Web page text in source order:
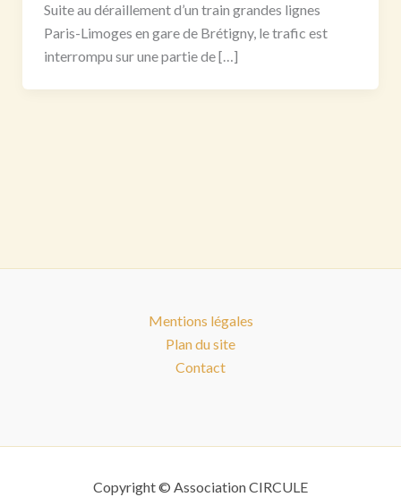
Suite au déraillement d’un train grandes lignes
Paris-Limoges en gare de Brétigny, le trafic est
interrompu sur une partie de […]
Mentions légales
Plan du site
Contact
Copyright © Association CIRCULE